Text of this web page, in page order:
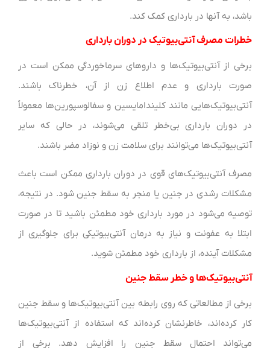
باشد، به آنها در بارداری کمک کند.
خطرات مصرف آنتی‌بیوتیک در دوران بارداری
برخی از آنتی‌بیوتیک‌ها و داروهای سرماخوردگی ممکن است در
صورت بارداری و عدم اطلاع زن از آن، خطرناک باشند.
آنتی‌بیوتیک‌هایی مانند کلیندامایسین و سفالوسپورین‌ها معمولاً
در دوران بارداری بی‌خطر تلقی می‌شوند، در حالی که سایر
آنتی‌بیوتیک‌ها می‌توانند برای سلامت زن و نوزاد مضر باشند.
مصرف آنتی‌بیوتیک‌های قوی در دوران بارداری ممکن است باعث
مشکلات رشدی در جنین یا منجر به سقط جنین شود. در نتیجه،
توصیه می‌شود در مورد بارداری خود مطمئن باشید تا در صورت
ابتلا به عفونت و نیاز به درمان آنتی‌بیوتیکی برای جلوگیری از
مشکلات آینده، از بارداری خود مطمئن شوید.
آنتی‌بیوتیک‌ها و خطر سقط جنین
برخی از مطالعاتی که روی رابطه بین آنتی‌بیوتیک‌ها و سقط جنین
کار کرده‌اند، خاطرنشان کرده‌اند که استفاده از آنتی‌بیوتیک‌ها
می‌تواند احتمال سقط جنین را افزایش دهد. برخی از